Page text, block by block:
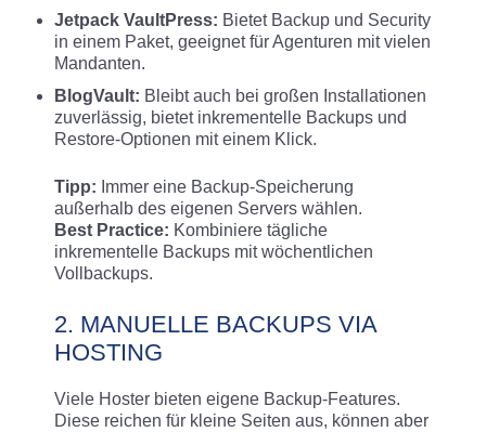
Jetpack VaultPress: Bietet Backup und Security
in einem Paket, geeignet für Agenturen mit vielen
Mandanten.
BlogVault: Bleibt auch bei großen Installationen
zuverlässig, bietet inkrementelle Backups und
Restore-Optionen mit einem Klick.
Tipp: Immer eine Backup-Speicherung
außerhalb des eigenen Servers wählen.
Best Practice: Kombiniere tägliche
inkrementelle Backups mit wöchentlichen
Vollbackups.
2. MANUELLE BACKUPS VIA
HOSTING
Viele Hoster bieten eigene Backup-Features.
Diese reichen für kleine Seiten aus, können aber